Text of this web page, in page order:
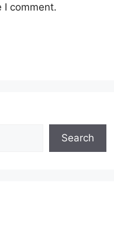
I comment.
Search